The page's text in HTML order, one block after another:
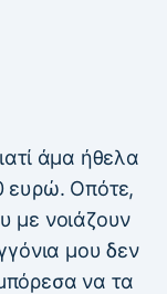
άμα ήθελα
ευρώ. Οπότε,
με νοιάζουν
μου δεν
να τα